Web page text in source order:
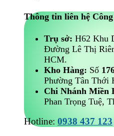
Thông tin liên hệ
Trụ sở: H62 Khu
Đường Lê Thị
HCM.
Kho Hàng: Số
Phường Tân Thới
Chi Nhánh Miền
Phan Trọng Tuệ,
Hotline: 0938 437 123